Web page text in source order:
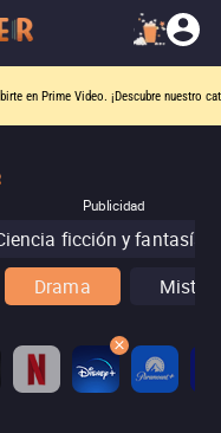
en Prime Video. ¡Descubre nuestro
Publicidad
ficción y fantasía
Drama